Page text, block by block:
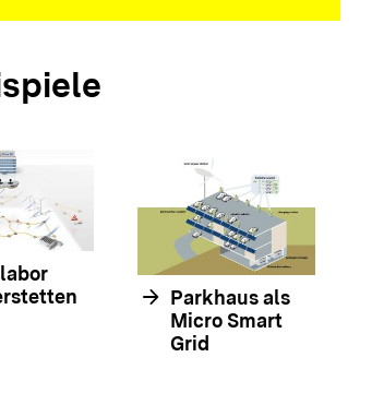
arrow_forward Parkhaus als
Micro Smart
Grid